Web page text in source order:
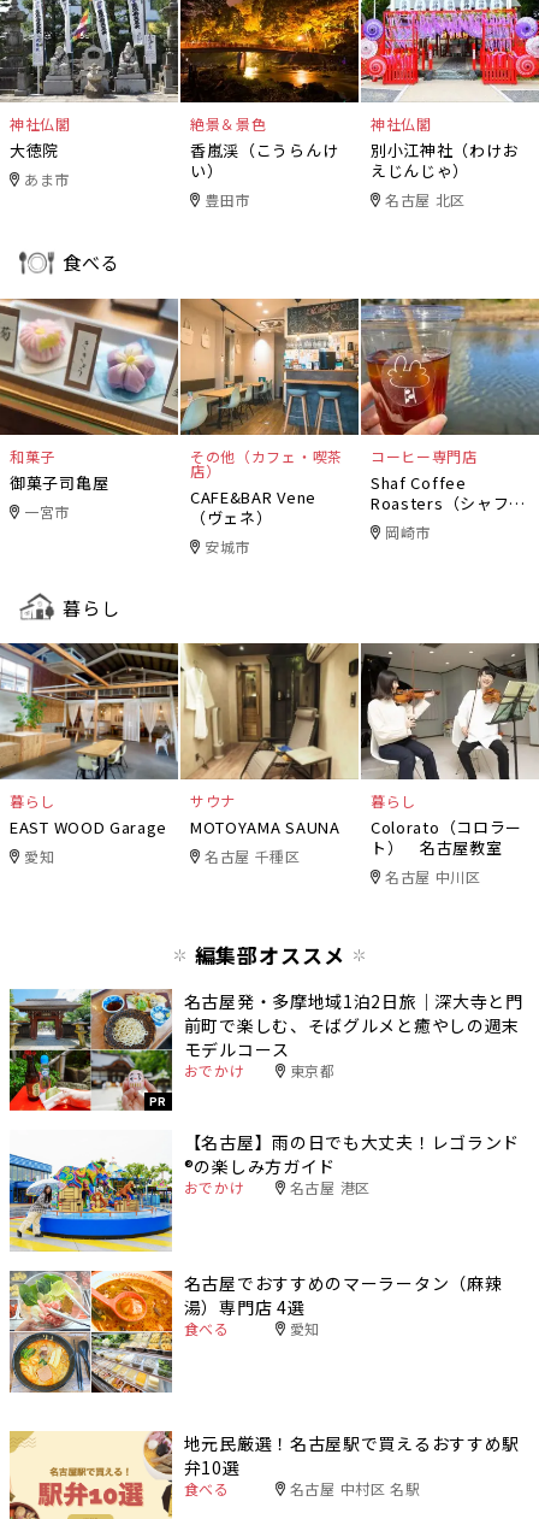
神社仏閣
大徳院
あま市
絶景＆景色
香嵐渓（こうらんけ
い）
豊田市
神社仏閣
別小江神社（わけお
えじんじゃ）
名古屋 北区
食べる
和菓子
御菓子司亀屋
一宮市
その他（カフェ・喫茶
店）
CAFE&BAR Vene
（ヴェネ）
安城市
コーヒー専門店
Shaf Coffee
Roasters（シャフコ
ーヒーロースター
ズ）
岡崎市
暮らし
暮らし
EAST WOOD Garage
愛知
サウナ
MOTOYAMA SAUNA
名古屋 千種区
暮らし
Colorato（コロラー
ト） 名古屋教室
名古屋 中川区
編集部オススメ
PR
名古屋発・多摩地域1泊2日旅｜深大寺と門
前町で楽しむ、そばグルメと癒やしの週末
モデルコース
おでかけ 東京都
【名古屋】雨の日でも大丈夫！レゴランド
®️の楽しみ方ガイド
おでかけ 名古屋 港区
名古屋でおすすめのマーラータン（麻辣
湯）専門店 4選
食べる 愛知
地元民厳選！名古屋駅で買えるおすすめ駅
弁10選
食べる 名古屋 中村区 名駅